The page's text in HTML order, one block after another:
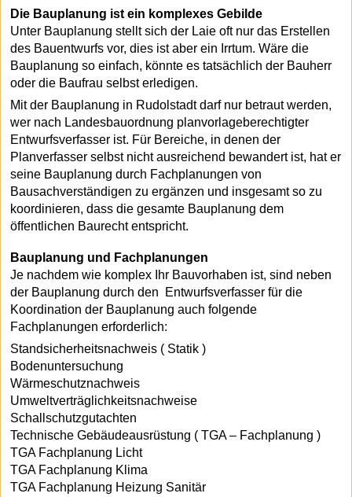
Die Bauplanung ist ein komplexes Gebilde
Unter Bauplanung stellt sich der Laie oft nur das Erstellen
des Bauentwurfs vor, dies ist aber ein Irrtum. Wäre die
Bauplanung so einfach, könnte es tatsächlich der Bauherr
oder die Baufrau selbst erledigen.
Mit der Bauplanung in Rudolstadt darf nur betraut werden,
wer nach Landesbauordnung planvorlageberechtigter
Entwurfsverfasser ist. Für Bereiche, in denen der
Planverfasser selbst nicht ausreichend bewandert ist, hat er
seine Bauplanung durch Fachplanungen von
Bausachverständigen zu ergänzen und insgesamt so zu
koordinieren, dass die gesamte Bauplanung dem
öffentlichen Baurecht entspricht.
Bauplanung und Fachplanungen
Je nachdem wie komplex Ihr Bauvorhaben ist, sind neben
der Bauplanung durch den Entwurfsverfasser für die
Koordination der Bauplanung auch folgende
Fachplanungen erforderlich:
Standsicherheitsnachweis ( Statik )
Bodenuntersuchung
Wärmeschutznachweis
Umweltverträglichkeitsnachweise
Schallschutzgutachten
Technische Gebäudeausrüstung ( TGA – Fachplanung )
TGA Fachplanung Licht
TGA Fachplanung Klima
TGA Fachplanung Heizung Sanitär